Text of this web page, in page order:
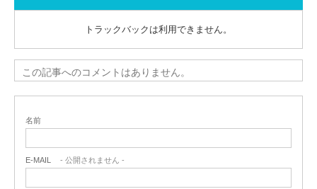
トラックバックは利用できません。
この記事へのコメントはありません。
名前
E-MAIL - 公開されません -